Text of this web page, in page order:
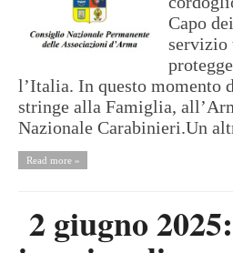
Capo
servizio
l’Italia. In questo momento
stringe alla Famiglia,
Nazionale Carabinieri.Un
Read more »
2 giugno